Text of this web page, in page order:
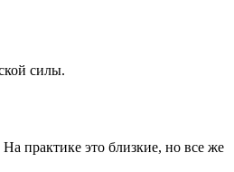
силы.
практике это близкие, но все же